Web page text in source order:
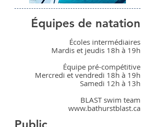
Équipes de natation
Écoles intermédiaires
Mardis et jeudis 18h à 19h
Équipe pré-compétitive
Mercredi et vendredi 18h à 19h
Samedi 12h à 13h
BLAST swim team
www.bathurstblast.ca